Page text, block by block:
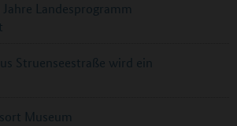
Landesprogramm
Struenseestraße wird ein
Museum